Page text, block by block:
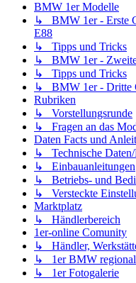
BMW 1er Modelle
↳ BMW 1er - Erste
E88
↳ Tipps und Tricks
↳ BMW 1er - Zweite
↳ Tipps und Tricks
↳ BMW 1er - Dritte
Rubriken
↳ Vorstellungsrunde
↳ Fragen an das
Daten Facts und
↳ Technische Daten/
↳ Einbauanleitungen
↳ Betriebs- und
↳ Versteckte
Marktplatz
↳ Händlerbereich
1er-online Comunity
↳ Händler,
↳ 1er BMW regional
↳ 1er Fotogalerie